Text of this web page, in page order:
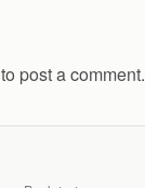
to post a comment.